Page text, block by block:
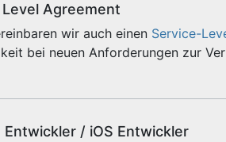
Agreement
wir auch einen Service-
bei neuen Anforderungen zur
Entwickler / iOS Entwickler